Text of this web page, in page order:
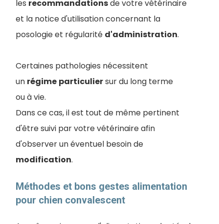
les recommandationsde votre vétérinaire
et la notice d'utilisation concernant la
posologie et régularité d'administration.
Certaines pathologies nécessitent
un régime particuliersur du long terme
ou à vie.
Dans ce cas, il est tout de même pertinent
d'être suivi par votre vétérinaire afin
d'observer un éventuel besoin de
modification.
Méthodes et bons gestes alimentation
pour chien convalescent